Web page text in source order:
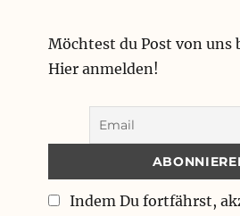
Möchtest du Post von uns
Hier anmelden!
Indem Du fortfährst,